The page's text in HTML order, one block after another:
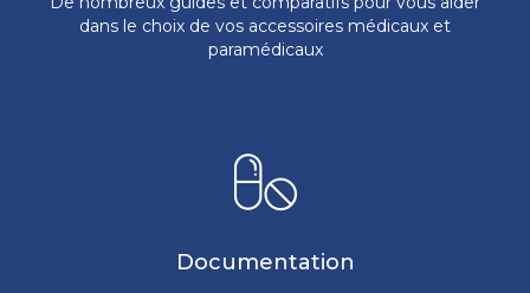
dans le choix de vos accessoires médicaux et
paramédicaux
Documentation